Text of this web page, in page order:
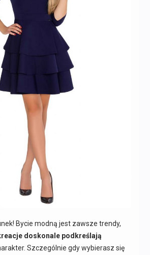
Bycie modną jest zawsze trendy,
doskonale podkreślają
Szczególnie gdy wybierasz się